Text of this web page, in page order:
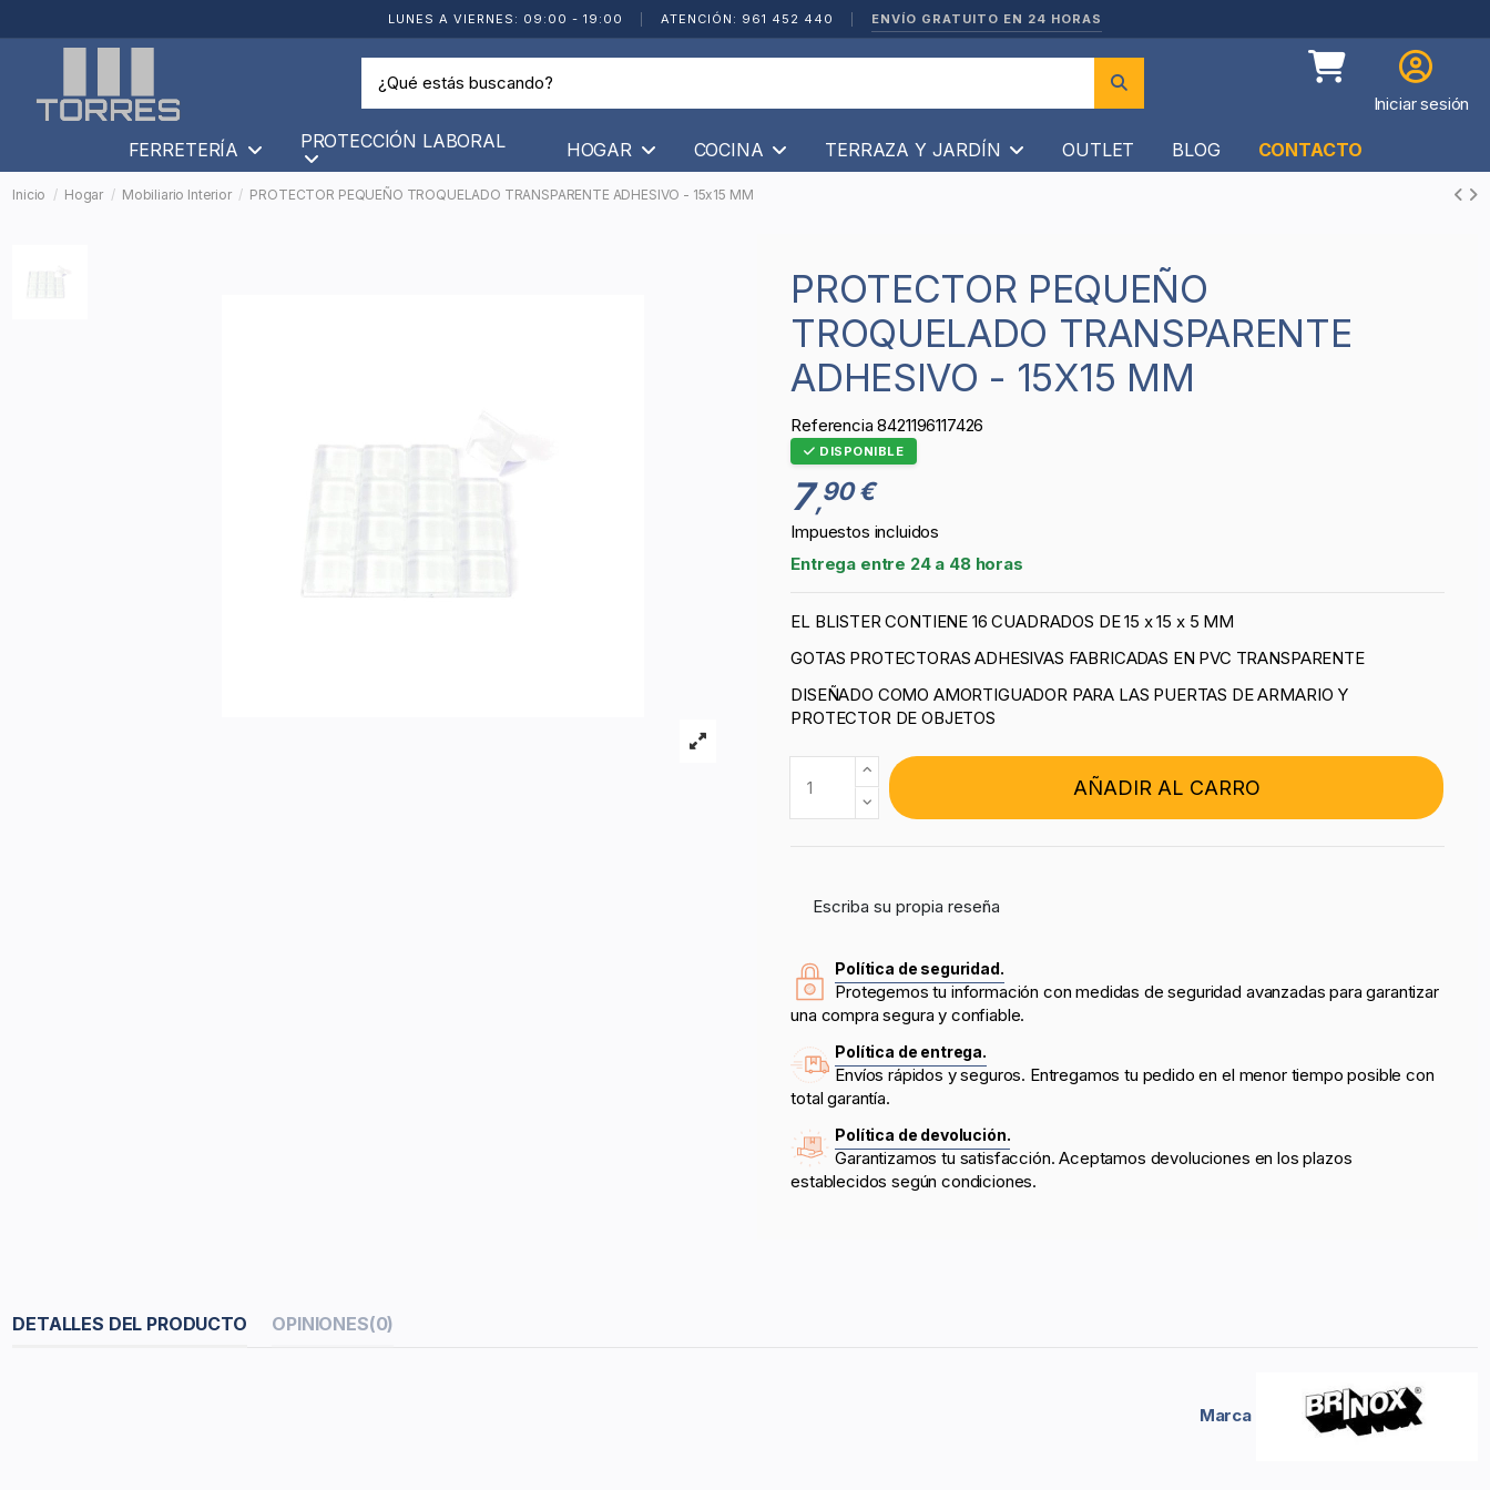
LUNES A VIERNES: 09:00 - 19:00 ATENCIÓN: 961 452 440 ENVÍO GRATUITO EN 24 HORAS
Iniciar sesión
FERRETERÍA PROTECCIÓN LABORAL HOGAR COCINA TERRAZA Y JARDÍN OUTLET BLOG CONTACTO
Inicio Hogar Mobiliario Interior PROTECTOR PEQUEÑO TROQUELADO TRANSPARENTE ADHESIVO - 15x15 MM
PROTECTOR PEQUEÑO
TROQUELADO TRANSPARENTE
ADHESIVO - 15X15 MM
Referencia 8421196117426
DISPONIBLE
7,90 €
Impuestos incluidos
Entrega entre 24 a 48 horas
EL BLISTER CONTIENE 16 CUADRADOS DE 15 x 15 x 5 MM
GOTAS PROTECTORAS ADHESIVAS FABRICADAS EN PVC TRANSPARENTE
DISEÑADO COMO AMORTIGUADOR PARA LAS PUERTAS DE ARMARIO Y
PROTECTOR DE OBJETOS
AÑADIR AL CARRO
Escriba su propia reseña
Política de seguridad.
Protegemos tu información con medidas de seguridad avanzadas para garantizar
una compra segura y confiable.
Política de entrega.
Envíos rápidos y seguros. Entregamos tu pedido en el menor tiempo posible con
total garantía.
Política de devolución.
Garantizamos tu satisfacción. Aceptamos devoluciones en los plazos
establecidos según condiciones.
DETALLES DEL PRODUCTO OPINIONES(0)
Marca